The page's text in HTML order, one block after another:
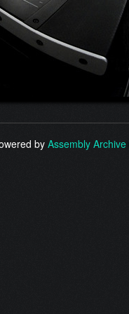
by Assembly Archive